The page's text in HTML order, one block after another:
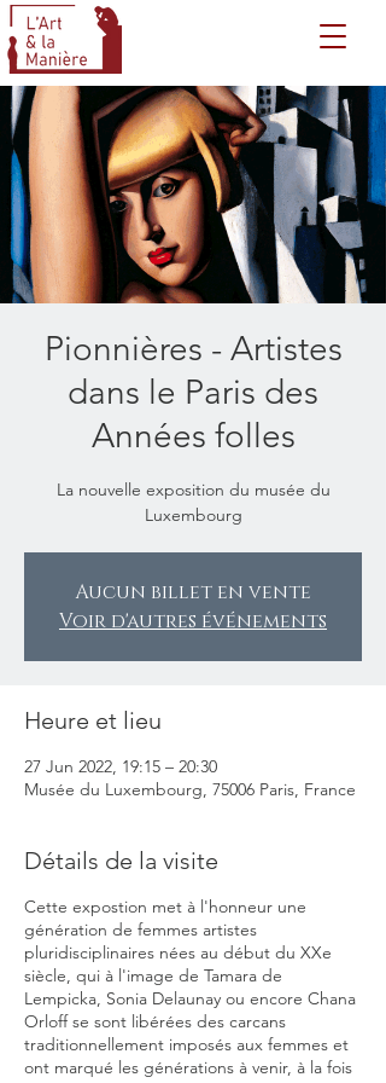
Pionnières - Artistes
dans le Paris des
Années folles
La nouvelle exposition du musée du
Luxembourg
Aucun billet en vente
Voir d'autres événements
Heure et lieu
27 Jun 2022, 19:15 – 20:30
Musée du Luxembourg, 75006 Paris, France
Détails de la visite
Cette expostion met à l'honneur une
génération de femmes artistes
pluridisciplinaires nées au début du XXe
siècle, qui à l'image de Tamara de
Lempicka, Sonia Delaunay ou encore Chana
Orloff se sont libérées des carcans
traditionnellement imposés aux femmes et
ont marqué les générations à venir, à la fois